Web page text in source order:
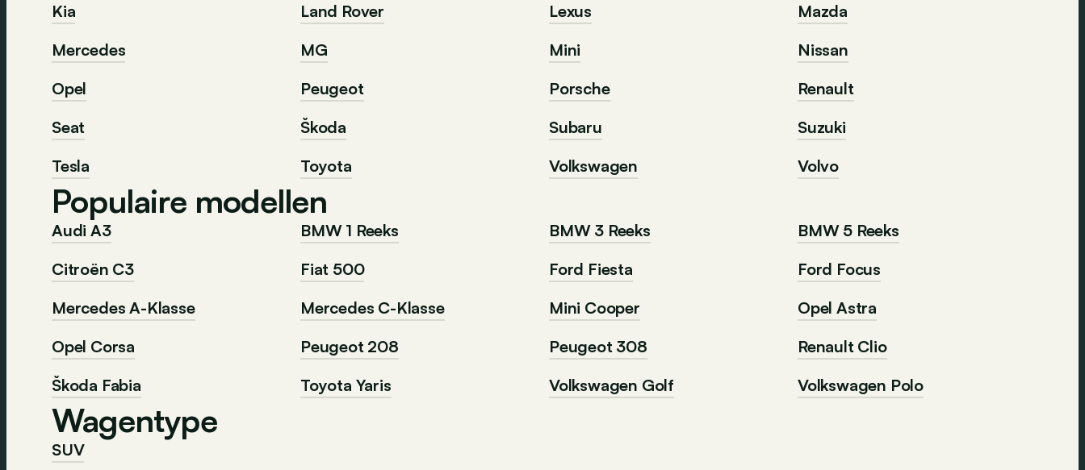
Kia
Land Rover Lexus
Mazda
Mercedes
MG Mini
Nissan
Opel
Peugeot Porsche
Renault
Seat
Škoda Subaru
Suzuki
Tesla
Toyota Volkswagen Volvo
Populaire modellen
Audi A3 BMW 1 Reeks BMW 3 Reeks
BMW 5 Reeks
Citroën C3
Fiat 500 Ford Fiesta
Ford Focus
Mercedes A-Klasse
Mercedes C-Klasse Mini Cooper
Opel Astra
Opel Corsa
Peugeot 208 Peugeot 308
Renault Clio
Škoda Fabia
Toyota Yaris Volkswagen Golf Volkswagen Polo
Wagentype
SUV